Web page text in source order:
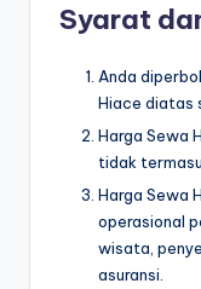
Syarat
Anda
Hiace diatas
Harga Sewa
tidak
Harga Sewa
operasional
wisata,
asuransi.